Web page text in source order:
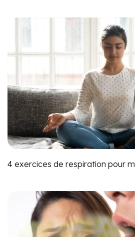
4 exercices de respiration pour